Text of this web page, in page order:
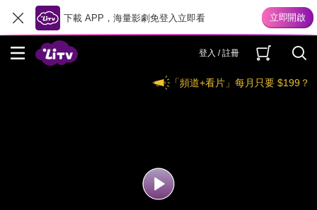
下載 APP，海量影劇免登入立即看
登入 / 註冊
「頻道+看片」每月只要 $199？